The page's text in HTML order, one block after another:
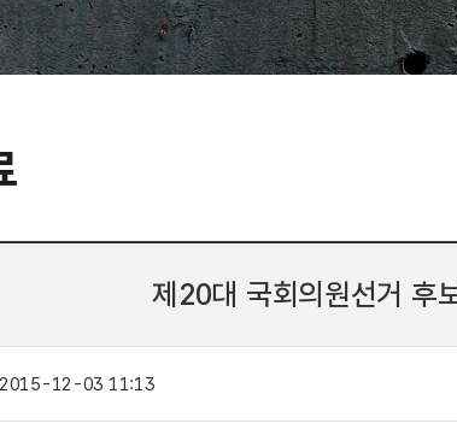
제20대 국회의원선거 후
2015-12-03 11:13